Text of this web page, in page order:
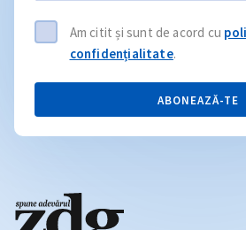
Am citit și sunt de acord cu
confidențialitate.
ABONEAZĂ-TE